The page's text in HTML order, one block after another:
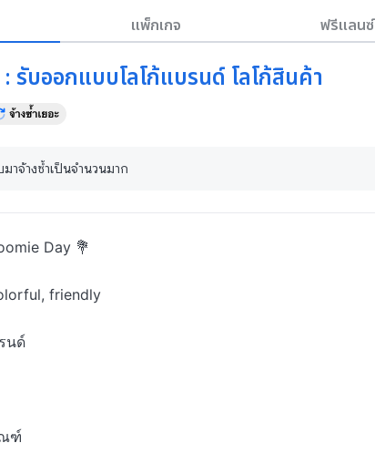
แพ็กเกจ ฟรีแลนซ์
รับออกแบบโลโก้แบรนด์ โลโก้สินค้า
าจ้างซ้ำเป็นจำนวนมาก
Day 💐
friendly
นด์
ฑ์